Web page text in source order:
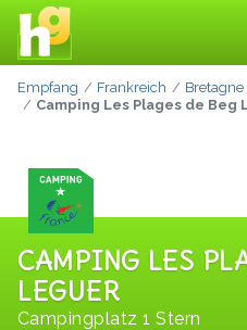
Empfang Frankreich Bretagne
Camping Les Plages de Beg
CAMPING LES
LEGUER
Campingplatz 1 Stern